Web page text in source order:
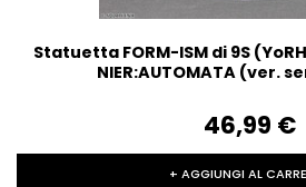
Statuetta FORM-ISM di 9S
NIER:AUTOMATA (ver.
46,99‎ ‎€
+ AGGIUNGI AL